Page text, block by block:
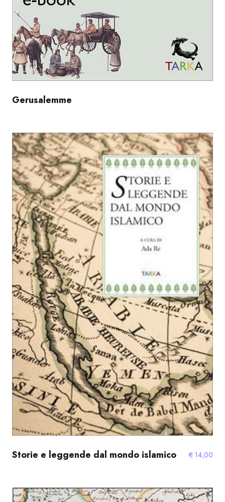
Gerusalemme
Storie e leggende dal mondo islamico € 14,00